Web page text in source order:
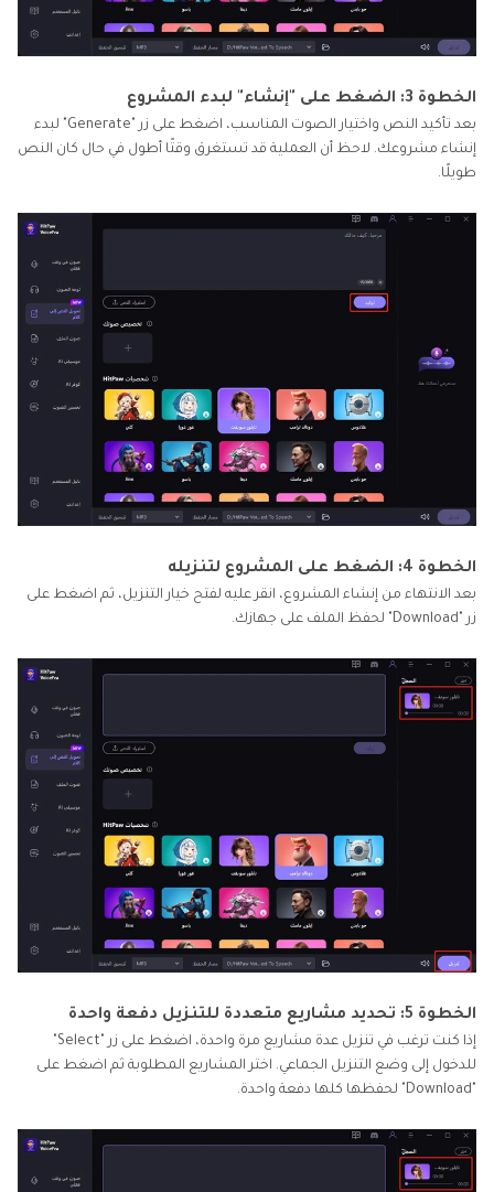
الخطوة 3: الضغط على "إنشاء" لبدء المشروع
بعد تأكيد النص واختيار الصوت المناسب، اضغط على زر "Generate" لبدء
إنشاء مشروعك. لاحظ أن العملية قد تستغرق وقتًا أطول في حال كان النص
طويلًا.
الخطوة 4: الضغط على المشروع لتنزيله
بعد الانتهاء من إنشاء المشروع، انقر عليه لفتح خيار التنزيل، ثم اضغط على
زر "Download" لحفظ الملف على جهازك.
الخطوة 5: تحديد مشاريع متعددة للتنزيل دفعة واحدة
إذا كنت ترغب في تنزيل عدة مشاريع مرة واحدة، اضغط على زر "Select"
للدخول إلى وضع التنزيل الجماعي. اختر المشاريع المطلوبة ثم اضغط على
"Download" لحفظها كلها دفعة واحدة.